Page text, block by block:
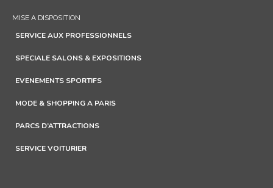
MISE A DISPOSITION
SERVICE AUX PROFESSIONNELS
SPECIALE SALONS & EXPOSITIONS
EVENEMENTS SPORTIFS
MODE & SHOPPING A PARIS
PARCS D’ATTRACTIONS
SERVICE VOITURIER